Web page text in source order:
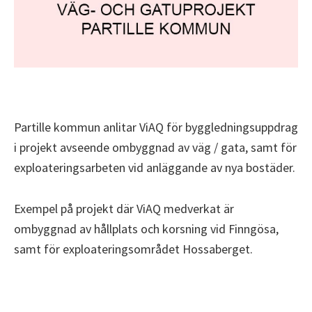
Partille kommun anlitar ViAQ för byggledningsuppdrag
i projekt avseende ombyggnad av väg / gata, samt för
exploateringsarbeten vid anläggande av nya bostäder.
Exempel på projekt därViAQ medverkat är
ombyggnad av hållplats och korsning vid Finngösa,
samt för exploateringsområdet Hossaberget.